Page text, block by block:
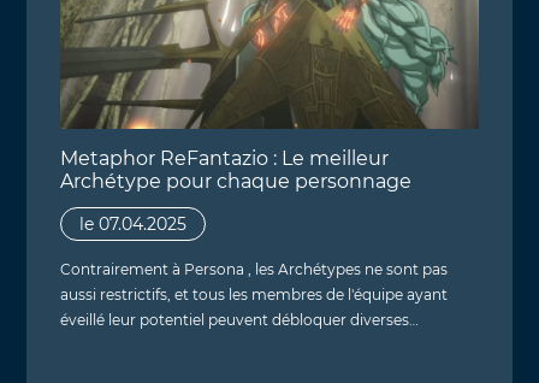
Metaphor ReFantazio : Le meilleur
Archétype pour chaque personnage
le 07.04.2025
Contrairement à Persona , les Archétypes ne sont pas
aussi restrictifs, et tous les membres de l'équipe ayant
éveillé leur potentiel peuvent débloquer diverses…